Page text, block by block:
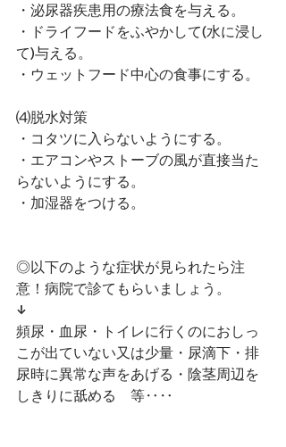
・泌尿器疾患用の療法食を与える。
・ドライフードをふやかして(水に浸し
て)与える。
・ウェットフード中心の食事にする。
⑷脱水対策
・コタツに入らないようにする。
・エアコンやストーブの風が直接当た
らないようにする。
・加湿器をつける。
◎以下のような症状が見られたら注
意！病院で診てもらいましょう。
↓
頻尿・血尿・トイレに行くのにおしっ
こが出ていない又は少量・尿滴下・排
尿時に異常な声をあげる・陰茎周辺を
しきりに舐める　等‥‥